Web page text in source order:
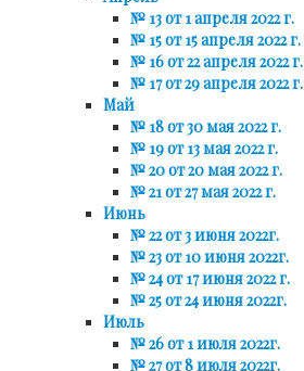
№ 13 от 1 апреля 2022 г.
№ 15 от 15 апреля 2022 г.
№ 16 от 22 апреля 2022 г.
№ 17 от 29 апреля 2022 г.
Май
№ 18 от 30 мая 2022 г.
№ 19 от 13 мая 2022 г.
№ 20 от 20 мая 2022 г.
№ 21 от 27 мая 2022 г.
Июнь
№ 22 от 3 июня 2022г.
№ 23 от 10 июня 2022г.
№ 24 от 17 июня 2022 г.
№ 25 от 24 июня 2022г.
Июль
№ 26 от 1 июля 2022г.
№ 27 от 8 июля 2022г.